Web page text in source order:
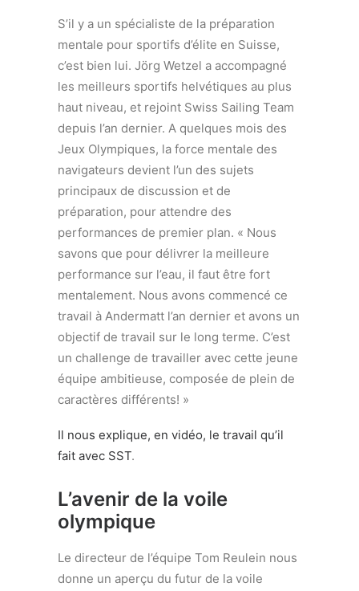
S’il y a un spécialiste de la préparation
mentale pour sportifs d’élite en Suisse,
c’est bien lui. Jörg Wetzel a accompagné
les meilleurs sportifs helvétiques au plus
haut niveau, et rejoint Swiss Sailing Team
depuis l’an dernier. A quelques mois des
Jeux Olympiques, la force mentale des
navigateurs devient l’un des sujets
principaux de discussion et de
préparation, pour attendre des
performances de premier plan. « Nous
savons que pour délivrer la meilleure
performance sur l’eau, il faut être fort
mentalement. Nous avons commencé ce
travail à Andermatt l’an dernier et avons un
objectif de travail sur le long terme. C’est
un challenge de travailler avec cette jeune
équipe ambitieuse, composée de plein de
caractères différents! »
Il nous explique, en vidéo, le travail qu’il
fait avec SST.
L’avenir de la voile
olympique
Le directeur de l’équipe Tom Reulein nous
donne un aperçu du futur de la voile